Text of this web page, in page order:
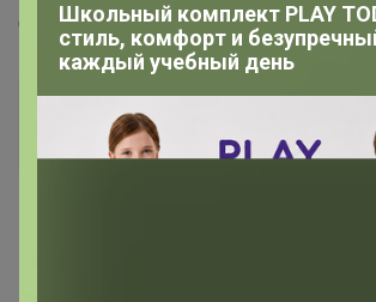
Добрый день,голубика хоть какая-
Happy Baby
Золотой организатор
Школьный комплект PLAY
стиль, комфорт и
каждый учебный день